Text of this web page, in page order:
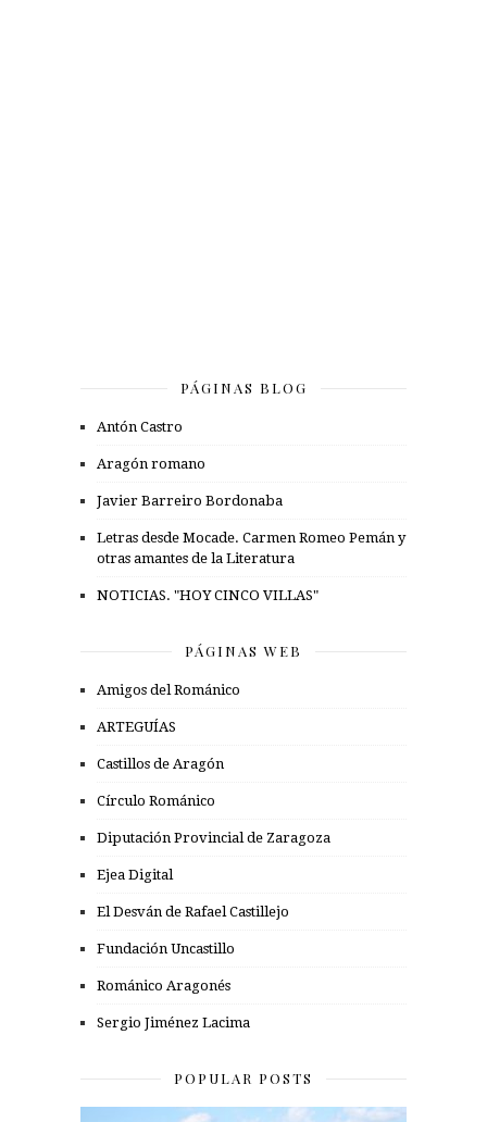
PÁGINAS BLOG
Antón Castro
Aragón romano
Javier Barreiro Bordonaba
Letras desde Mocade. Carmen Romeo Pemán y
otras amantes de la Literatura
NOTICIAS. "HOY CINCO VILLAS"
PÁGINAS WEB
Amigos del Románico
ARTEGUÍAS
Castillos de Aragón
Círculo Románico
Diputación Provincial de Zaragoza
Ejea Digital
El Desván de Rafael Castillejo
Fundación Uncastillo
Románico Aragonés
Sergio Jiménez Lacima
POPULAR POSTS